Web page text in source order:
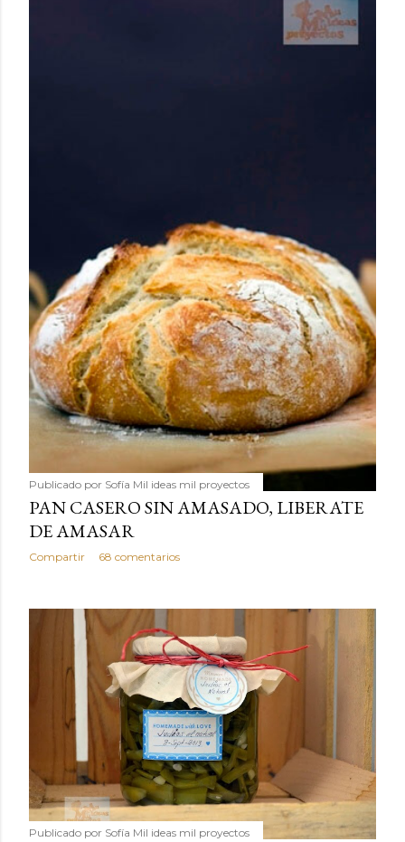
Publicado por Sofía Mil ideas mil proyectos
PAN CASERO SIN AMASADO, LIBERATE
DE AMASAR
Compartir 68 comentarios
Publicado por Sofía Mil ideas mil proyectos